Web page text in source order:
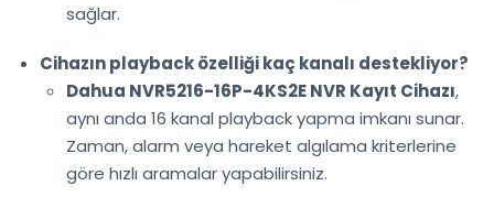
sağlar.
Cihazın playback özelliği kaç kanalı destekliyor?
Dahua NVR5216-16P-4KS2E NVR Kayıt Cihazı,
aynı anda 16 kanal playback yapma imkanı sunar.
Zaman, alarm veya hareket algılama kriterlerine
göre hızlı aramalar yapabilirsiniz.